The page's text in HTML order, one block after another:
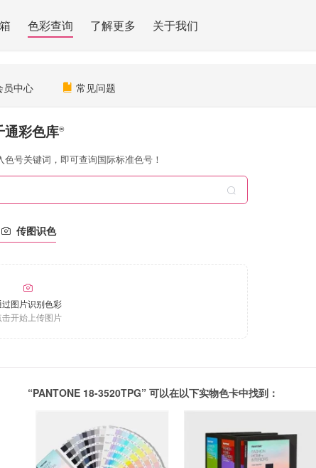
色彩查询 了解更多 关于我们
员中心 常见问题
通彩色库®
号关键词，即可查询国际标准色号！
传图识色
过图片识别色彩
击开始上传图片
“PANTONE 18-3520TPG” 可以在以下实物色卡中找到：